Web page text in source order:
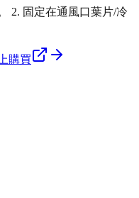
2. 固定在通風口葉片/冷
購買